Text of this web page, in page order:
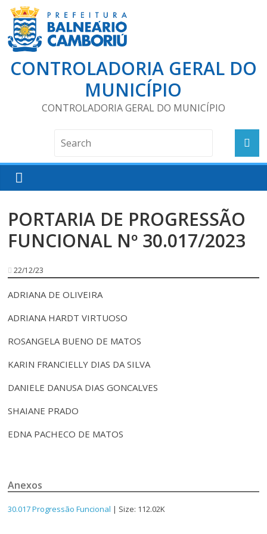
CONTROLADORIA GERAL DO
MUNICÍPIO
CONTROLADORIA GERAL DO MUNICÍPIO
PORTARIA DE PROGRESSÃO
FUNCIONAL Nº 30.017/2023
22/12/23
ADRIANA DE OLIVEIRA
ADRIANA HARDT VIRTUOSO
ROSANGELA BUENO DE MATOS
KARIN FRANCIELLY DIAS DA SILVA
DANIELE DANUSA DIAS GONCALVES
SHAIANE PRADO
EDNA PACHECO DE MATOS
Anexos
30.017 Progressão Funcional | Size: 112.02K